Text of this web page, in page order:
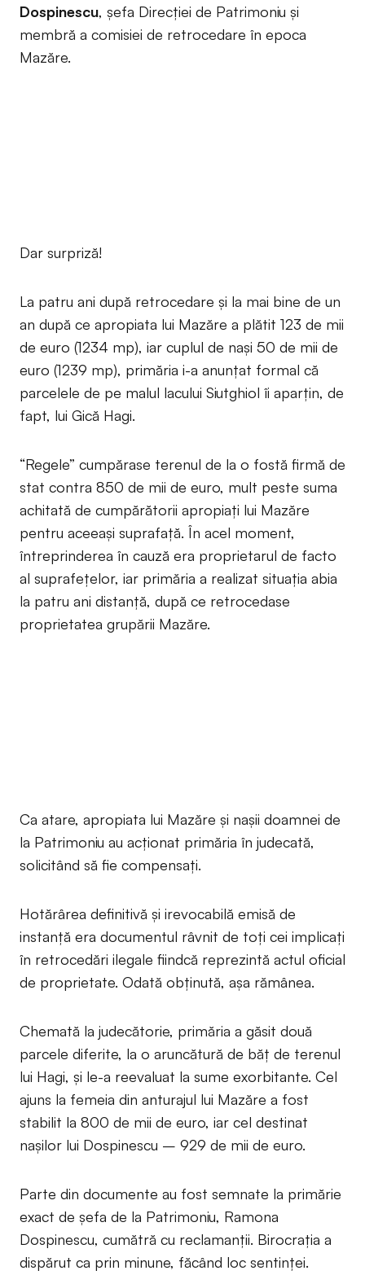
Dospinescu, șefa Direcției de Patrimoniu și
membră a comisiei de retrocedare în epoca
Mazăre.
Dar surpriză!
La patru ani după retrocedare și la mai bine de un
an după ce apropiata lui Mazăre a plătit 123 de mii
de euro (1234 mp), iar cuplul de nași 50 de mii de
euro (1239 mp), primăria i-a anunțat formal că
parcelele de pe malul lacului Siutghiol îi aparțin, de
fapt, lui Gică Hagi.
“Regele” cumpărase terenul de la o fostă firmă de
stat contra 850 de mii de euro, mult peste suma
achitată de cumpărătorii apropiați lui Mazăre
pentru aceeași suprafață. În acel moment,
întreprinderea în cauză era proprietarul de facto
al suprafețelor, iar primăria a realizat situația abia
la patru ani distanță, după ce retrocedase
proprietatea grupării Mazăre.
Ca atare, apropiata lui Mazăre și nașii doamnei de
la Patrimoniu au acționat primăria în judecată,
solicitând să fie compensați.
Hotărârea definitivă și irevocabilă emisă de
instanță era documentul râvnit de toți cei implicați
în retrocedări ilegale fiindcă reprezintă actul oficial
de proprietate. Odată obținută, așa rămânea.
Chemată la judecătorie, primăria a găsit două
parcele diferite, la o aruncătură de băț de terenul
lui Hagi, și le-a reevaluat la sume exorbitante. Cel
ajuns la femeia din anturajul lui Mazăre a fost
stabilit la 800 de mii de euro, iar cel destinat
nașilor lui Dospinescu – 929 de mii de euro.
Parte din documente au fost semnate la primărie
exact de șefa de la Patrimoniu, Ramona
Dospinescu, cumătră cu reclamanții. Birocrația a
dispărut ca prin minune, făcând loc sentinței.